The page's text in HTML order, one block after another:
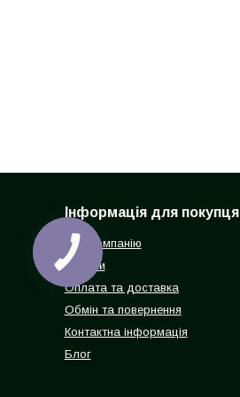
Інформація для покупця
Про компанію
Відгуки
Оплата та доставка
Обмін та повернення
Контактна інформація
Блог